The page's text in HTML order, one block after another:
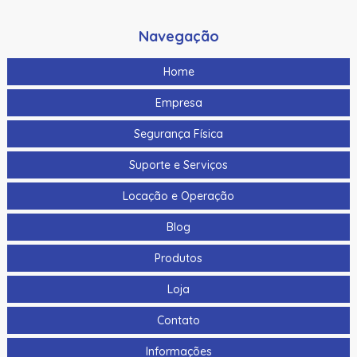
921Ptnnek00000 | Assa Abloy | Leitor De Proximidade
Rpk40
928Nfntek000Te | Assa Abloy | Leitor De Proximidade
940Ntntek00000 | Assa Abloy | Leitor De Proximidade R90
Adaptador Voltagem Hikvision Para Camera Panovu Dc
36V Euv-150S036Sv-Kw01
Ah20W14 | Assa Abloy | Hub Para Interface De
Ah30R12 | Assa Abloy | Hub Para Interface De
Controladores Compatíveis Via Rs-485
Ah40In2 | Assa Abloy | Hub De Interface Ethernet Ip Poe
Altofalante/Sirene/Corneta Ip Hikvision Ds-Pa0103-B
Navegação
Home
Empresa
Segurança Física
Suporte e Serviços
Locação e Operação
Blog
Produtos
Loja
Contato
Informações